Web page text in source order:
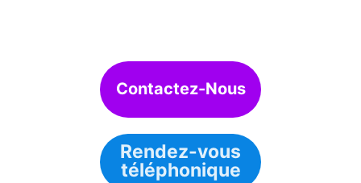
Contactez-Nous
Rendez-vous
téléphonique